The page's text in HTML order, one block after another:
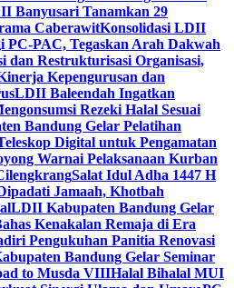
Banyusari Tanamkan 29
CaberawitKonsolidasi LDII
PC-PAC, Tegaskan Arah Dakwah
dan Restrukturisasi Organisasi,
Kepengurusan dan
LDII Baleendah Ingatkan
Rezeki Halal Sesuai
Bandung Gelar Pelatihan
Digital untuk Pengamatan
Warnai Pelaksanaan Kurban
Salat Idul Adha 1447 H
Jamaah, Khotbah
LDII Kabupaten Bandung Gelar
Kenakalan Remaja di Era
Pengukuhan Panitia Renovasi
Bandung Gelar Seminar
to Musda VIIIHalal Bihalal MUI